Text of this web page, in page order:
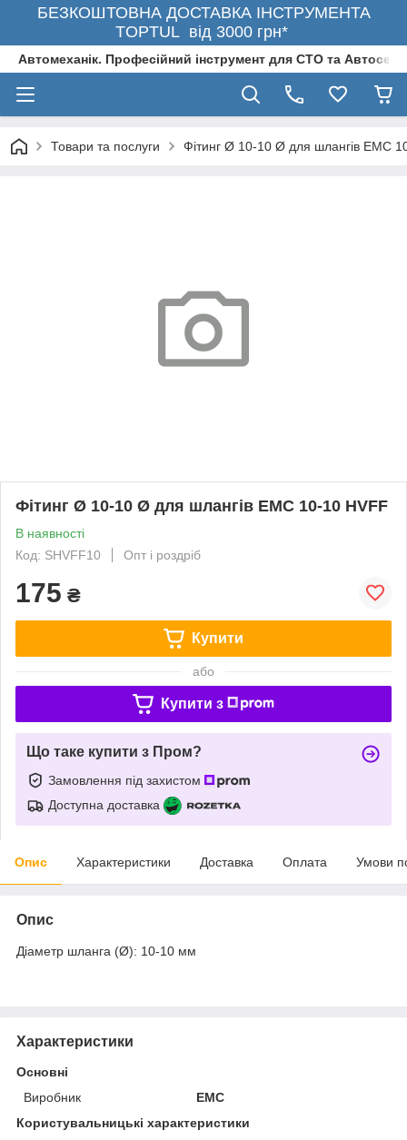
БЕЗКОШТОВНА ДОСТАВКА ІНСТРУМЕНТА
TOPTUL від 3000 грн*
Автомеханік. Професійний інструмент для СТО та
Товари та послуги Фітинг Ø 10-10 Ø для шлангів EMC
Фітинг Ø 10-10 Ø для шлангів EMC 10-10 HVFF
В наявності
Код: SHVFF10
Опт і роздріб
175 ₴
Купити
або
Купити з
Що таке купити з Пром?
Замовлення під захистом
Доступна доставка
Опис Характеристики Доставка Оплата Умови
Опис
Діаметр шланга (Ø): 10-10 мм
Характеристики
Основні
Виробник
EMC
Користувальницькі характеристики